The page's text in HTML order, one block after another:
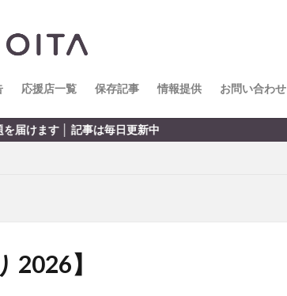
ャンネル
応援店一覧 保存記事 情報提供 お問い合わせ
更新中
】
かけ お土産
アウトドア
アサイーボウル
ナ オープン カフェ
ビール ピザ